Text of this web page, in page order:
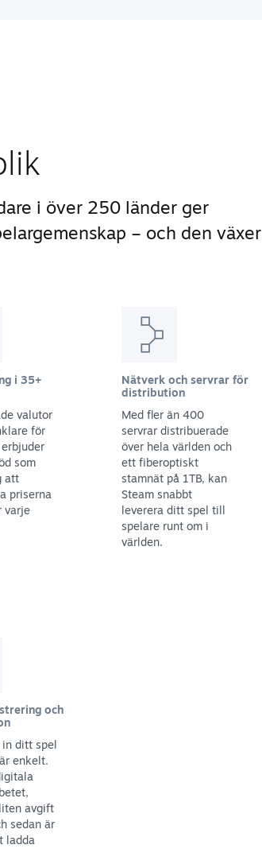
i över 250 länder ger
– och den växer
i 35+
valutor
för
som
att
priserna
varje
Nätverk och servrar för
distribution
Med fler än 400
servrar distribuerade
över hela världen och
ett fiberoptiskt
stamnät på 1TB, kan
Steam snabbt
leverera ditt spel till
spelare runt om i
världen.
och
ditt spel
enkelt.
avgift
sedan är
ladda